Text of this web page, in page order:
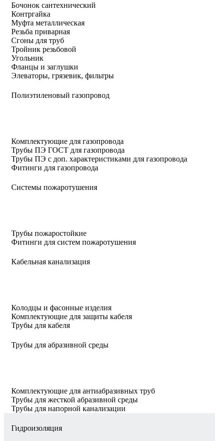
Бочонок сантехнический
Контргайка
Муфта металлическая
Резьба приварная
Сгоны для труб
Тройник резьбовой
Угольник
Фланцы и заглушки
Элеваторы, грязевик, фильтры
Полиэтиленовый газопровод
Комплектующие для газопровода
Трубы ПЭ ГОСТ для газопровода
Трубы ПЭ с доп. характеристиками для газопровода
Фитинги для газопровода
Системы пожаротушения
Трубы пожаростойкие
Фитинги для систем пожаротушения
Кабельная канализация
Колодцы и фасонные изделия
Комплектующие для защиты кабеля
Трубы для кабеля
Трубы для абразивной среды
Комплектующие для антиабразивных труб
Трубы для жесткой абразивной среды
Трубы для напорной канализации
Гидроизоляция